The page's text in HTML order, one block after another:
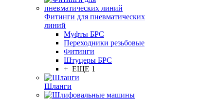
Фитинги для пневматических
линий
Муфты БРС
Переходники резьбовые
Фитинги
Штуцеры БРС
+ ЕЩЕ 1
Шланги